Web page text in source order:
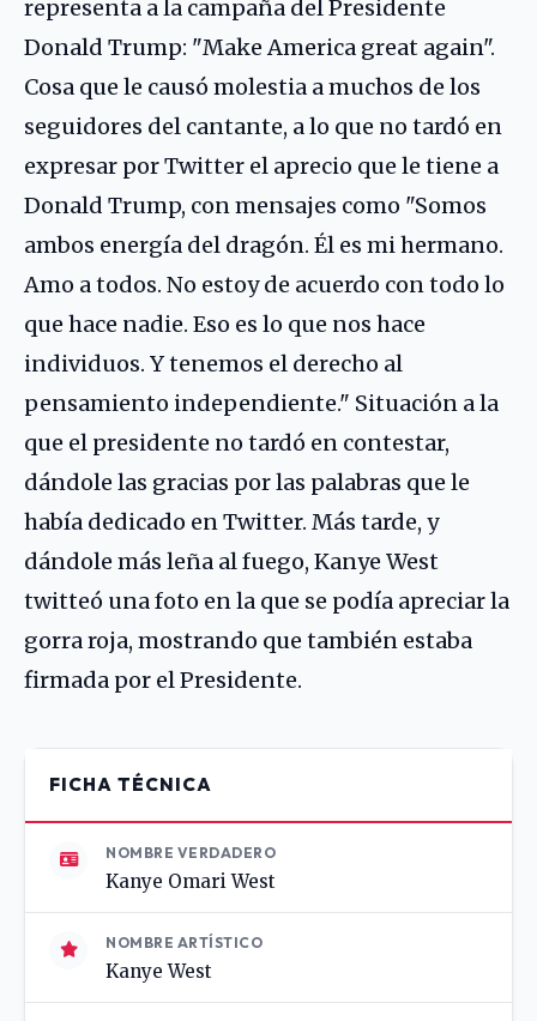
representa a la campaña del Presidente
Donald Trump: "Make America great again".
Cosa que le causó molestia a muchos de los
seguidores del cantante, a lo que no tardó en
expresar por Twitter el aprecio que le tiene a
Donald Trump, con mensajes como "Somos
ambos energía del dragón. Él es mi hermano.
Amo a todos. No estoy de acuerdo con todo lo
que hace nadie. Eso es lo que nos hace
individuos. Y tenemos el derecho al
pensamiento independiente." Situación a la
que el presidente no tardó en contestar,
dándole las gracias por las palabras que le
había dedicado en Twitter. Más tarde, y
dándole más leña al fuego, Kanye West
twitteó una foto en la que se podía apreciar la
gorra roja, mostrando que también estaba
firmada por el Presidente.
FICHA TÉCNICA
NOMBRE VERDADERO
Kanye Omari West
NOMBRE ARTÍSTICO
Kanye West